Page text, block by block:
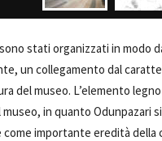
stati organizzati in modo
un collegamento dal
del museo. L’elemento
in quanto Odunpazari
importante eredità